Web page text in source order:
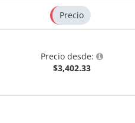
Precio
Precio desde:
$3,402.33